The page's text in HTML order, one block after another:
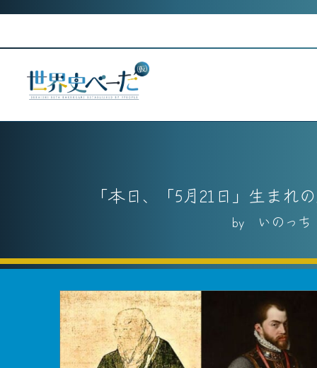
本日、「5月21日」生まれ
いのっち